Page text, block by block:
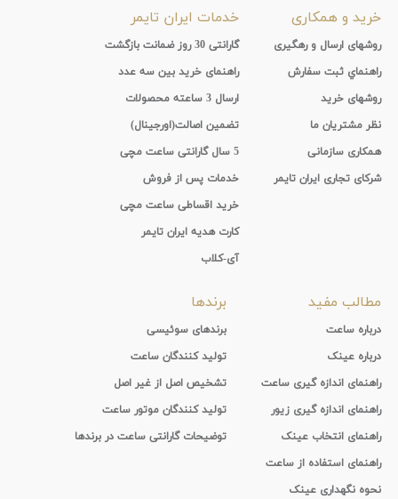
خرید و همکاری
روشهای ارسال و رهگیری
راهنماي ثبت سفارش
روشهای خرید
نظر مشتریان ما
همکاری سازمانی
شرکای تجاری ایران تایمر
خدمات ایران تایمر
گارانتی 30 روز ضمانت بازگشت
راهنمای خرید بین سه عدد
ارسال 3 ساعته محصولات
تضمین اصالت(اورجینال)
5 سال گارانتی ساعت مچی
خدمات پس از فروش
خرید اقساطی ساعت مچی
کارت هدیه ایران تایمر
آی-کلاب
مطالب مفید
درباره ساعت
درباره عینک
راهنمای اندازه گیری ساعت
راهنمای اندازه گیری زیور
راهنمای انتخاب عینک
راهنمای استفاده از ساعت
نحوه نگهداری عینک
برندها
برندهای سوئیسی
تولید کنندگان ساعت
تشخیص اصل از غیر اصل
تولید کنندگان موتور ساعت
توضیحات گارانتی ساعت در برندها